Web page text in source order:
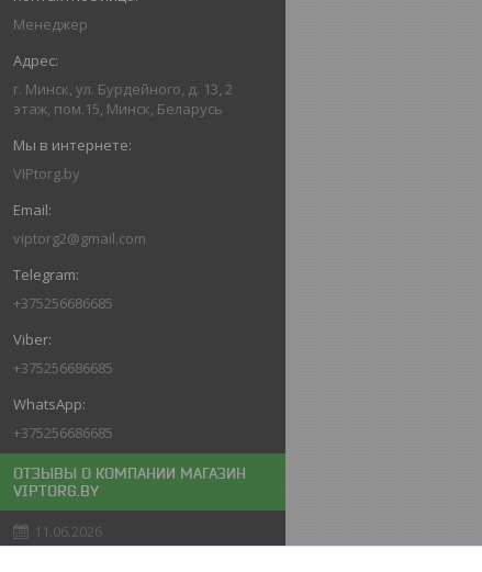
Менеджер
г. Минск, ул. Бурдейного, д. 13, 2
этаж, пом.15, Минск, Беларусь
VIPtorg.by
viptorg2@gmail.com
+375256686685
+375256686685
+375256686685
ОТЗЫВЫ О КОМПАНИИ МАГАЗИН
VIPTORG.BY
11.06.2026